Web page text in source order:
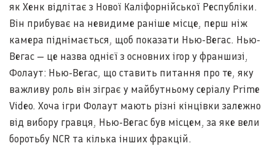
як Хенк відлітає з Нової Каліфорнійської Республіки.
Він прибуває на невидиме раніше місце, перш ніж
камера піднімається, щоб показати Нью-Вегас. Нью-
Вегас — це назва однієї з основних ігор у франшизі,
Фолаут: Нью-Вегас, що ставить питання про те, яку
важливу роль він зіграє у майбутньому серіалу Prime
Video. Хоча ігри Фолаут мають різні кінцівки залежно
від вибору гравця, Нью-Вегас був місцем, за яке вели
боротьбу NCR та кілька інших фракцій.